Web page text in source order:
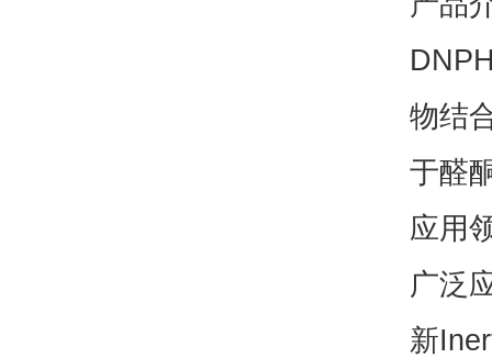
物结
于醛
应用
广泛
新